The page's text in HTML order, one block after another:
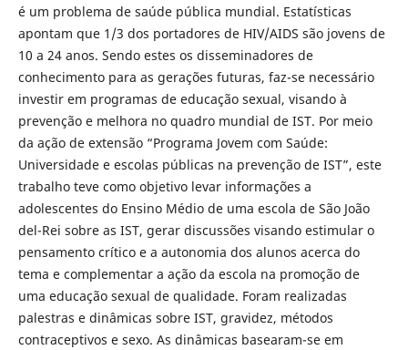
é um problema de saúde pública mundial. Estatísticas
apontam que 1/3 dos portadores de HIV/AIDS são jovens de
10 a 24 anos. Sendo estes os disseminadores de
conhecimento para as gerações futuras, faz-se necessário
investir em programas de educação sexual, visando à
prevenção e melhora no quadro mundial de IST. Por meio
da ação de extensão “Programa Jovem com Saúde:
Universidade e escolas públicas na prevenção de IST”, este
trabalho teve como objetivo levar informações a
adolescentes do Ensino Médio de uma escola de São João
del-Rei sobre as IST, gerar discussões visando estimular o
pensamento crítico e a autonomia dos alunos acerca do
tema e complementar a ação da escola na promoção de
uma educação sexual de qualidade. Foram realizadas
palestras e dinâmicas sobre IST, gravidez, métodos
contraceptivos e sexo. As dinâmicas basearam-se em